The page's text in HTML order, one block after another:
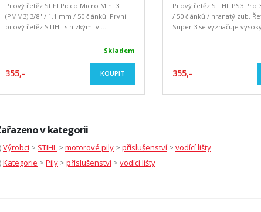
Pilový řetěz Stihl Picco Micro Mini 3
(PMM3) 3/8" / 1,1 mm / 50 článků. První
pilový řetěz STIHL s nízkými v ...
Skladem
355,- KOUPIT
Pilový řetěz STIHL PS3 Pro
/ 50 článků / hranatý zub.
Super 3 se vyznačuje
355,-
v kategorii
Výrobci > STIHL > motorové pily > příslušenství > vodící lišty
Kategorie > Pily > příslušenství > vodící lišty